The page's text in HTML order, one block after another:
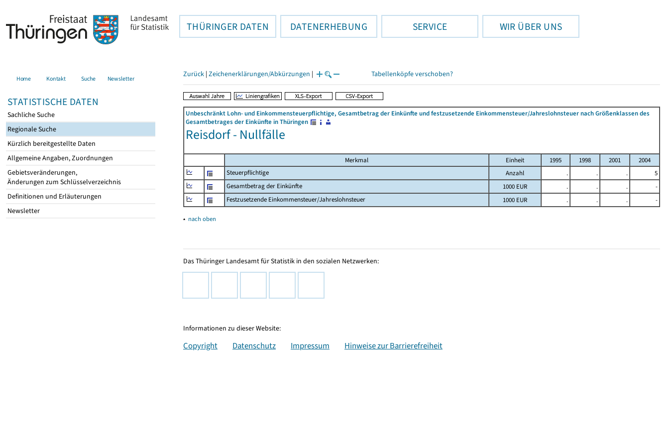
THÜRINGER DATEN DATENERHEBUNG SERVICE WIR ÜBER UNS
Home Kontakt Suche Newsletter
STATISTISCHE DATEN
Sachliche Suche
Regionale Suche
Kürzlich bereitgestellte Daten
Allgemeine Angaben, Zuordnungen
Gebietsveränderungen,
Änderungen zum Schlüsselverzeichnis
Definitionen und Erläuterungen
Newsletter
Zurück | Zeichenerklärungen/Abkürzungen | Tabellenköpfe verschoben?
Unbeschränkt Lohn- und Einkommensteuerpflichtige, Gesamtbetrag der Einkünfte und festzusetzende Einkommensteuer/Jahreslohnsteuer nach Größenklassen des
Gesamtbetrages der Einkünfte in Thüringen
Reisdorf - Nullfälle
Merkmal Einheit 1995 1998 2001
2004
Steuerpflichtige
Anzahl . . .
5
Gesamtbetrag der Einkünfte
1000 EUR . . .
-
Festzusetzende Einkommensteuer/Jahreslohnsteuer
1000 EUR . . . -
▴ nach oben
Das Thüringer Landesamt für Statistik in den sozialen Netzwerken:
Informationen zu dieser Website:
Copyright Datenschutz Impressum Hinweise zur Barrierefreiheit